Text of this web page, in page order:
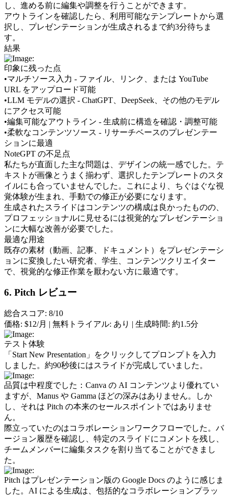
し、進める前に編集や調整を行うことができます。
アウトラインを確認したら、利用可能なテンプレートから選
択し、プレゼンテーションが生成されるまで約3分待ちま
す。
結果
印象に残った点
•マルチソース入力 - ファイル、リンク、または YouTube
URL をアップロード可能
•LLM モデルの選択 - ChatGPT、DeepSeek、その他のモデル
にアクセス可能
•編集可能なアウトライン - 生成前に構造を確認・調整可能
•柔軟なコンテンツソース - リサーチベースのプレゼンテー
ションに最適
NoteGPT の不足点
私たちが直面した主な問題は、デザインの統一感でした。テ
キストが画像とうまく揃わず、選択したテンプレートのスタ
イルにも合っていませんでした。これにより、ちぐはぐな視
覚体験が生まれ、手動での修正が必要になります。
生成されたスライドはコンテンツの構成は良かったものの、
プロフェッショナルに見せるには視覚的なプレゼンテーショ
ンに大幅な改善が必要でした。
最適な用途
既存の素材（動画、記事、ドキュメント）をプレゼンテーシ
ョンに変換したい研究者、学生、コンテンツクリエイター
で、視覚的な修正作業を厭わない方に最適です。
6. Pitch レビュー
総合スコア: 8/10
価格: $12/月 | 無料トライアル: あり | 生成時間: 約1.5分
テスト体験
「Start New Presentation」をクリックしてプロンプトを入力
しました。約90秒後にはスライドが完成していました。
品質は中程度でした：Canva の AI コンテンツより優れてい
ますが、Manus や Gamma ほどの深みはありません。しか
し、それは Pitch の本来のセールスポイントではありませ
ん。
際立っていたのはコラボレーションワークフローでした。バ
ージョン履歴を確認し、特定のスライドにコメントを残し、
チームメンバーに編集タスクを割り当てることができまし
た。
Pitch はプレゼンテーション版の Google Docs のように感じま
した。AI による生成は、包括的なコラボレーションプラッ